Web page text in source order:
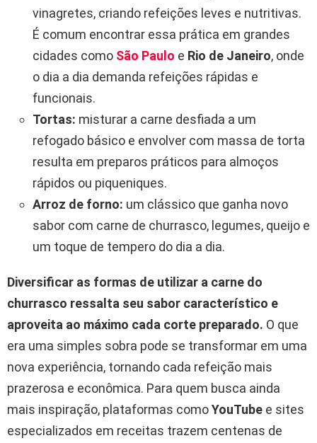
vinagretes, criando refeições leves e nutritivas.
É comum encontrar essa prática em grandes
cidades como São Paulo e Rio de Janeiro, onde
o dia a dia demanda refeições rápidas e
funcionais.
Tortas: misturar a carne desfiada a um
refogado básico e envolver com massa de torta
resulta em preparos práticos para almoços
rápidos ou piqueniques.
Arroz de forno: um clássico que ganha novo
sabor com carne de churrasco, legumes, queijo e
um toque de tempero do dia a dia.
Diversificar as formas de utilizar a carne do
churrasco ressalta seu sabor característico e
aproveita ao máximo cada corte preparado. O que
era uma simples sobra pode se transformar em uma
nova experiência, tornando cada refeição mais
prazerosa e econômica. Para quem busca ainda
mais inspiração, plataformas comoYouTube e sites
especializados em receitas trazem centenas de